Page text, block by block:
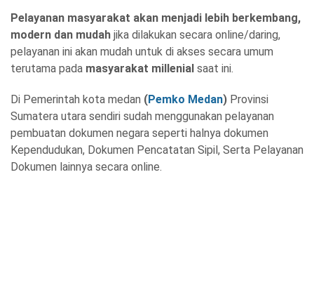
Pelayanan masyarakat akan menjadi lebih berkembang,
modern dan mudah jika dilakukan secara online/daring,
pelayanan ini akan mudah untuk di akses secara umum
terutama pada masyarakat millenial saat ini.
Di Pemerintah kota medan (Pemko Medan) Provinsi
Sumatera utara sendiri sudah menggunakan pelayanan
pembuatan dokumen negara seperti halnya dokumen
Kependudukan, Dokumen Pencatatan Sipil, Serta Pelayanan
Dokumen lainnya secara online.